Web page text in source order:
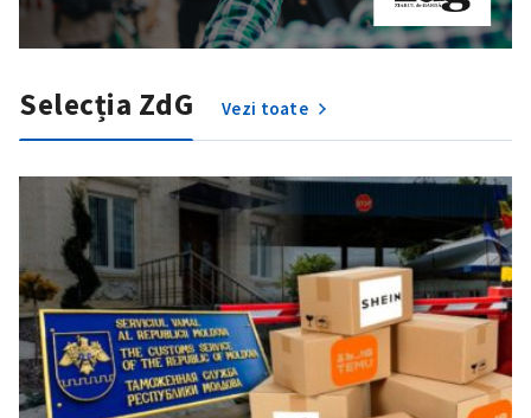
Selecția ZdG Vezi toate